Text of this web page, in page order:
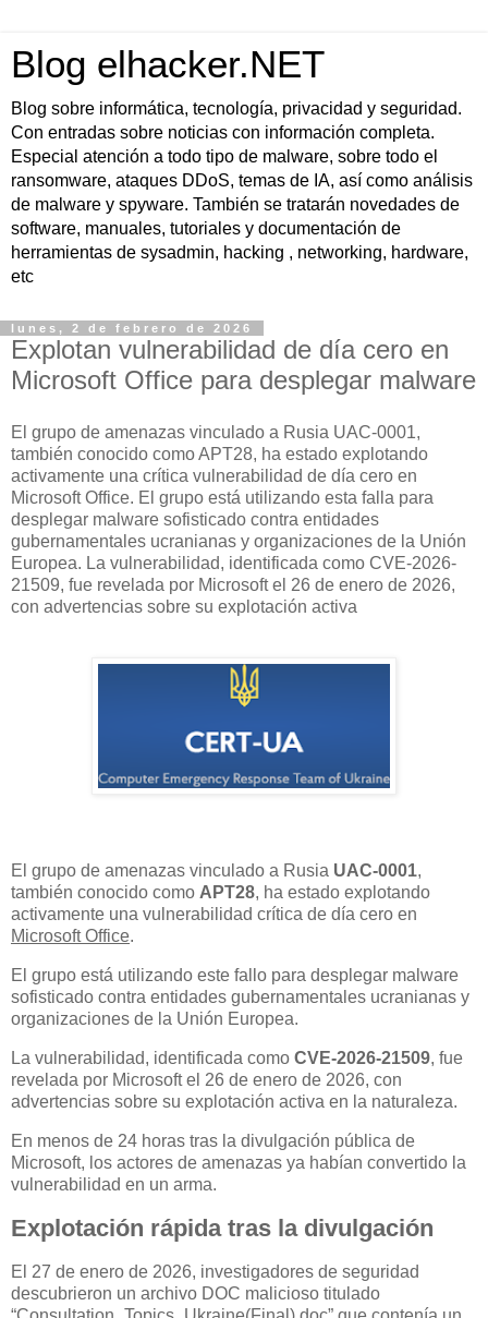
Blog elhacker.NET
Blog sobre informática, tecnología, privacidad y seguridad.
Con entradas sobre noticias con información completa.
Especial atención a todo tipo de malware, sobre todo el
ransomware, ataques DDoS, temas de IA, así como análisis
de malware y spyware. También se tratarán novedades de
software, manuales, tutoriales y documentación de
herramientas de sysadmin, hacking , networking, hardware,
etc
lunes, 2 de febrero de 2026
Explotan vulnerabilidad de día cero en
Microsoft Office para desplegar malware
El grupo de amenazas vinculado a Rusia UAC-0001,
también conocido como APT28, ha estado explotando
activamente una crítica vulnerabilidad de día cero en
Microsoft Office. El grupo está utilizando esta falla para
desplegar malware sofisticado contra entidades
gubernamentales ucranianas y organizaciones de la Unión
Europea. La vulnerabilidad, identificada como CVE-2026-
21509, fue revelada por Microsoft el 26 de enero de 2026,
con advertencias sobre su explotación activa
El grupo de amenazas vinculado a Rusia UAC-0001,
también conocido como APT28, ha estado explotando
activamente una vulnerabilidad crítica de día cero en
Microsoft Office.
El grupo está utilizando este fallo para desplegar malware
sofisticado contra entidades gubernamentales ucranianas y
organizaciones de la Unión Europea.
La vulnerabilidad, identificada como CVE-2026-21509, fue
revelada por Microsoft el 26 de enero de 2026, con
advertencias sobre su explotación activa en la naturaleza.
En menos de 24 horas tras la divulgación pública de
Microsoft, los actores de amenazas ya habían convertido la
vulnerabilidad en un arma.
Explotación rápida tras la divulgación
El 27 de enero de 2026, investigadores de seguridad
descubrieron un archivo DOC malicioso titulado